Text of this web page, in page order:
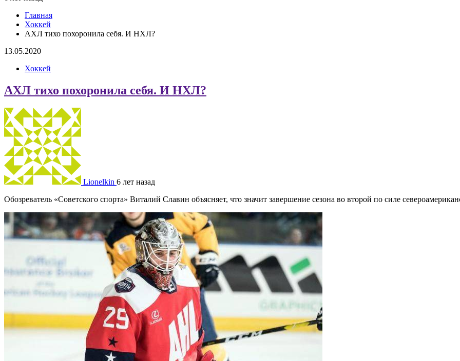
Главная
Хоккей
АХЛ тихо похоронила себя. И НХЛ?
13.05.2020
Хоккей
АХЛ тихо похоронила себя. И НХЛ?
Lionelkin 6 лет назад
Обозреватель «Советского спорта» Виталий Славин объясняет, что значит завершение сезона во второй по силе